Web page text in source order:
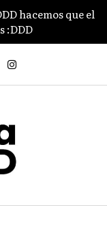
hacemos que el
:DDD